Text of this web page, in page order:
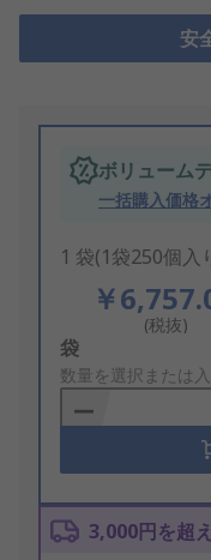
安
ボリューム
一括購入価格
1 袋(1袋250個入
￥
(税抜)
Add
to
Basket
袋
数量を選択または
3,000円を超